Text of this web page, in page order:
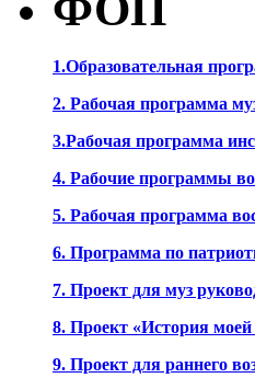
1.Образовательная
2. Рабочая программа
3.Рабочая программа
4. Рабочие программы
5. Рабочая программа
6. Программа по
7. Проект для муз
8. Проект «История
9. Проект для раннего